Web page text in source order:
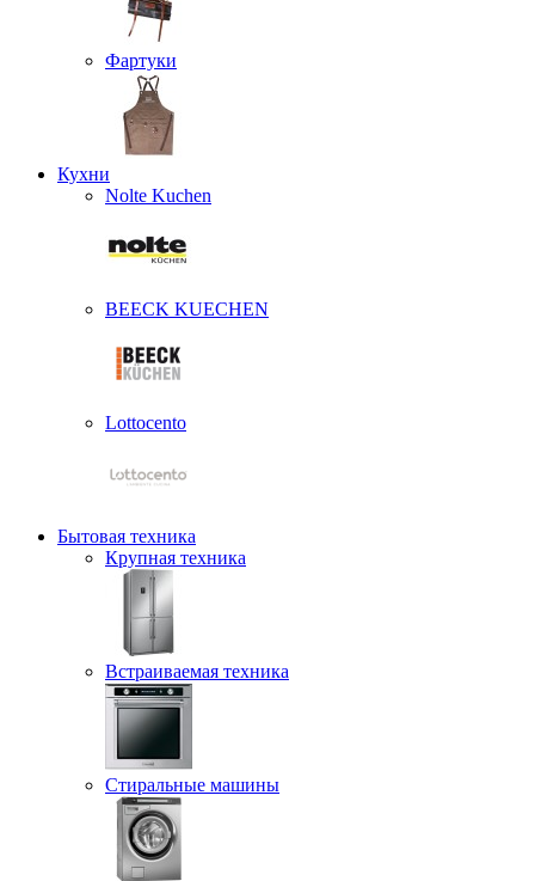
Фартуки
Кухни
Nolte Kuchen
BEECK KUECHEN
Lottocento
Бытовая техника
Крупная техника
Встраиваемая техника
Стиральные машины